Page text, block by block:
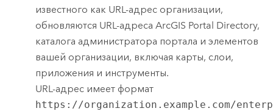
известного как URL-адрес организации,
обновляются URL-адресаArcGIS Portal Directory,
каталога администратора портала и элементов
вашей организации, включая карты, слои,
приложения и инструменты.
URL-адрес имеет формат
https://organization.example.com/